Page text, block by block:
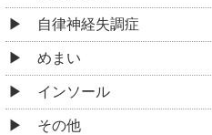
自律神経失調症
めまい
インソール
その他